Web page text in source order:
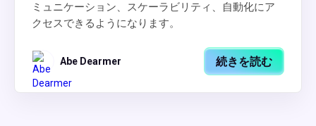
ミュニケーション、スケーラビリティ、自動化にア
クセスできるようになります。
Abe Dearmer 続きを読む